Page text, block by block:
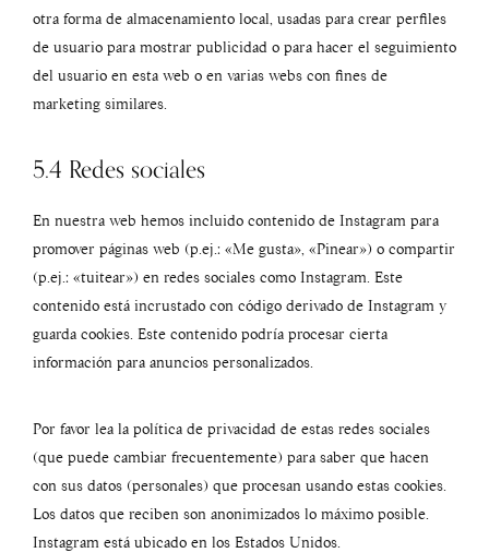
otra forma de almacenamiento local, usadas para crear perfiles
de usuario para mostrar publicidad o para hacer el seguimiento
del usuario en esta web o en varias webs con fines de
marketing similares.
5.4 Redes sociales
En nuestra web hemos incluido contenido de Instagram para
promover páginas web (p.ej.: «Me gusta», «Pinear») o compartir
(p.ej.: «tuitear») en redes sociales como Instagram. Este
contenido está incrustado con código derivado de Instagram y
guarda cookies. Este contenido podría procesar cierta
información para anuncios personalizados.
Por favor lea la política de privacidad de estas redes sociales
(que puede cambiar frecuentemente) para saber que hacen
con sus datos (personales) que procesan usando estas cookies.
Los datos que reciben son anonimizados lo máximo posible.
Instagram está ubicado en los Estados Unidos.